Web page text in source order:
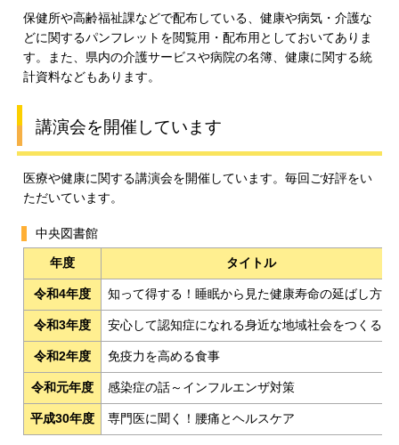
保健所や高齢福祉課などで配布している、健康や病気・介護な
どに関するパンフレットを閲覧用・配布用としておいてありま
す。また、県内の介護サービスや病院の名簿、健康に関する統
計資料などもあります。
講演会を開催しています
医療や健康に関する講演会を開催しています。毎回ご好評をい
ただいています。
中央図書館
年度 タイトル
令和4年度 知って得する！睡眠から見た健康寿命の延ばし方」
令和3年度 安心して認知症になれる身近な地域社会をつくる
令和2年度 免疫力を高める食事
令和元年度 感染症の話～インフルエンザ対策
平成30年度 専門医に聞く！腰痛とヘルスケア